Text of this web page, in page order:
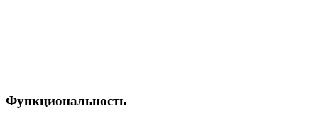
Функциональность